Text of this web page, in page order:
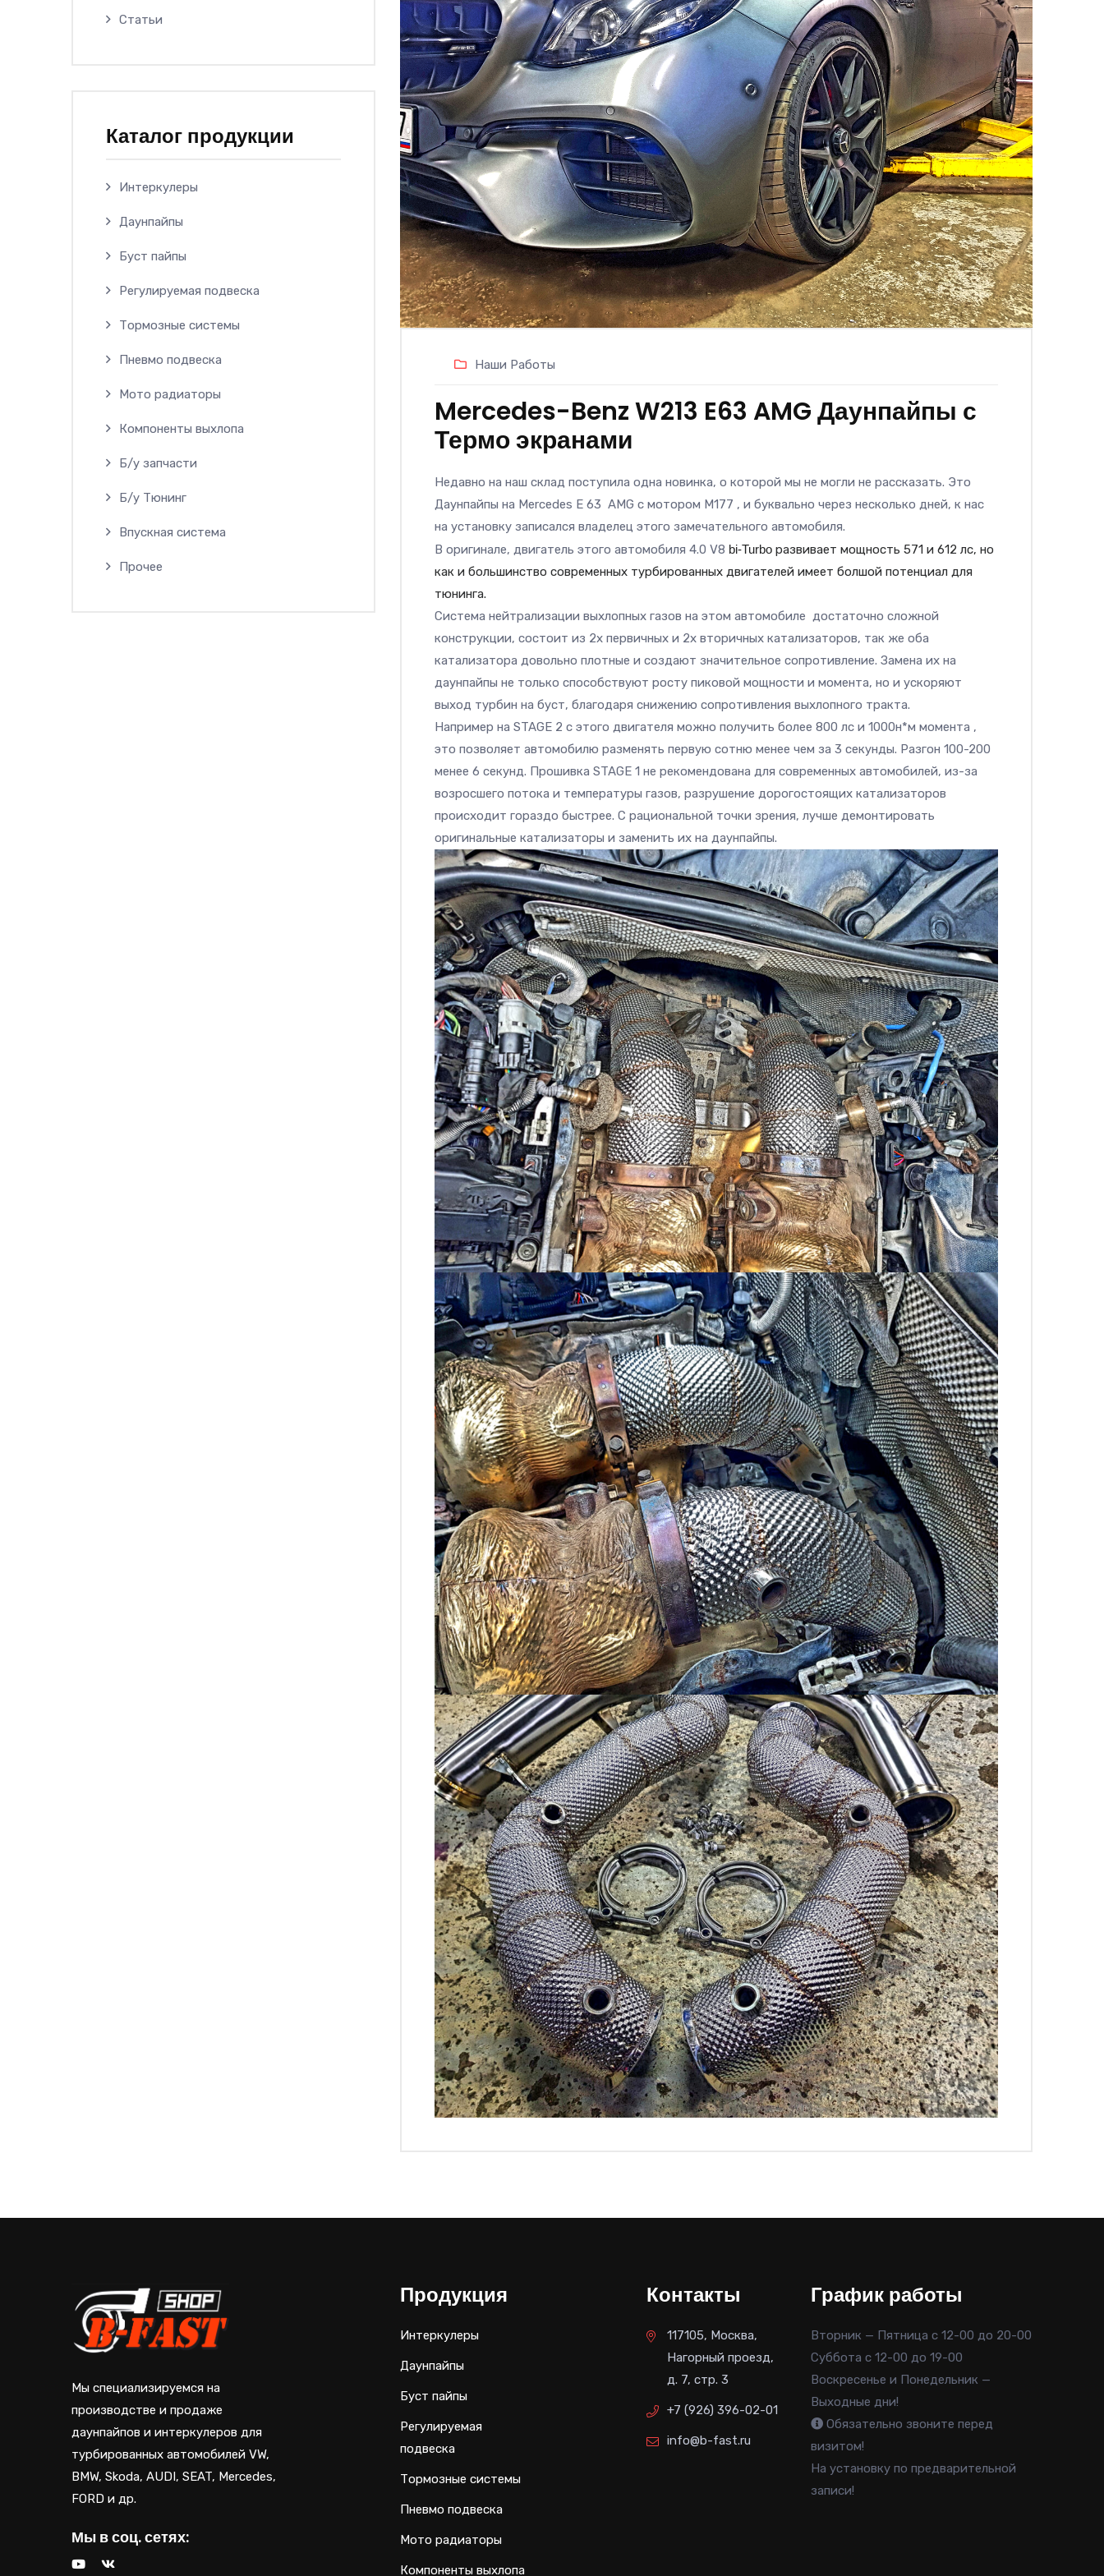
Статьи
Каталог продукции
Интеркулеры
Даунпайпы
Буст пайпы
Регулируемая подвеска
Тормозные системы
Пневмо подвеска
Мото радиаторы
Компоненты выхлопа
Б/у запчасти
Б/у Тюнинг
Впускная система
Прочее
Наши Работы
Mercedes-Benz W213 E63 AMG Даунпайпы с
Термо экранами
Недавно на наш склад поступила одна новинка, о которой мы не могли не рассказать. Это
Даунпайпы на Mercedes E 63 AMG с мотором M177 , и буквально через несколько дней, к нас
на установку записался владелец этого замечательного автомобиля.
В оригинале, двигатель этого автомобиля 4.0 V8 bi-Turbo развивает мощность 571 и 612 лс, но
как и большинство современных турбированных двигателей имеет болшой потенциал для
тюнинга.
Система нейтрализации выхлопных газов на этом автомобиле достаточно сложной
конструкции, состоит из 2х первичных и 2х вторичных катализаторов, так же оба
катализатора довольно плотные и создают значительное сопротивление. Замена их на
даунпайпы не только способствуют росту пиковой мощности и момента, но и ускоряют
выход турбин на буст, благодаря снижению сопротивления выхлопного тракта.
Например на STAGE 2 с этого двигателя можно получить более 800 лс и 1000н*м момента ,
это позволяет автомобилю разменять первую сотню менее чем за 3 секунды. Разгон 100-200
менее 6 секунд. Прошивка STAGE 1 не рекомендована для современных автомобилей, из-за
возросшего потока и температуры газов, разрушение дорогостоящих катализаторов
происходит гораздо быстрее. С рациональной точки зрения, лучше демонтировать
оригинальные катализаторы и заменить их на даунпайпы.
Мы специализируемся на
производстве и продаже
даунпайпов и интеркулеров для
турбированных автомобилей VW,
BMW, Skoda, AUDI, SEAT, Mercedes,
FORD и др.
Мы в соц. сетях:
Продукция
Интеркулеры
Даунпайпы
Буст пайпы
Регулируемая
подвеска
Тормозные системы
Пневмо подвеска
Мото радиаторы
Компоненты выхлопа
Контакты
117105, Москва,
Нагорный проезд,
д. 7, стр. 3
+7 (926) 396-02-01
info@b-fast.ru
График работы
Вторник — Пятница с 12-00 до 20-00
Суббота с 12-00 до 19-00
Воскресенье и Понедельник —
Выходные дни!
Обязательно звоните перед
визитом!
На установку по предварительной
записи!